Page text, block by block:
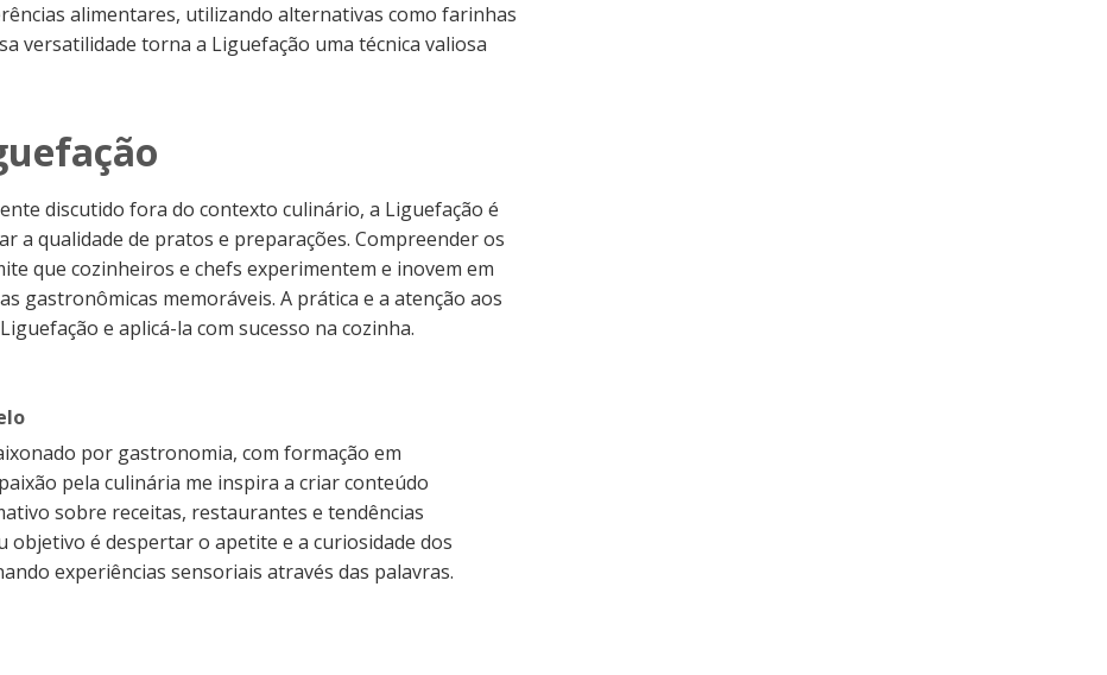
alimentares, utilizando alternativas como farinhas
versatilidade torna a Liguefação uma técnica valiosa
discutido fora do contexto culinário, a Liguefação é
a qualidade de pratos e preparações. Compreender os
que cozinheiros e chefs experimentem e inovem em
gastronômicas memoráveis. A prática e a atenção aos
e aplicá-la com sucesso na cozinha.
por gastronomia, com formação em
pela culinária me inspira a criar conteúdo
sobre receitas, restaurantes e tendências
objetivo é despertar o apetite e a curiosidade dos
experiências sensoriais através das palavras.